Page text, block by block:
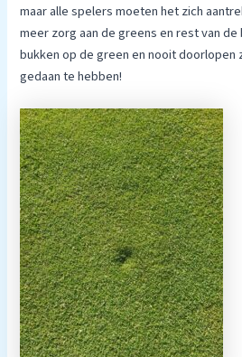
maar alle spelers moeten het zich
meer zorg aan de greens en rest van
bukken op de green en nooit doorlopen
gedaan te hebben!